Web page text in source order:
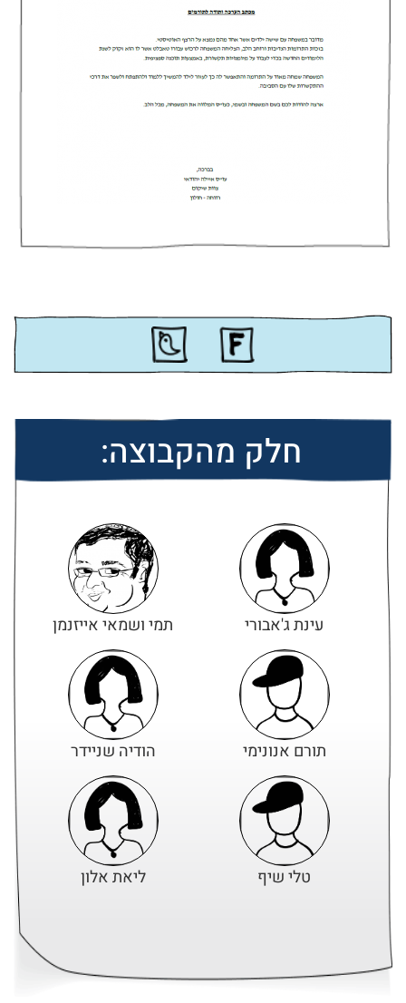
חלק מהקבוצה:
עינת ג'אבורי תמי ושמאי אייזנמן
תורם אנונימי הודיה שניידר
טלי שיף ליאת אלון